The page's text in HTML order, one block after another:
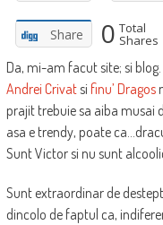
Share 0 Total
Shares
Da, mi-am facut site; si
Andrei Crivatsi finu’ Dragos
prajit trebuie sa aiba musai
asa e trendy, poate
Sunt Victor si nu sunt
Sunt extraordinar de
dincolo de faptul ca,